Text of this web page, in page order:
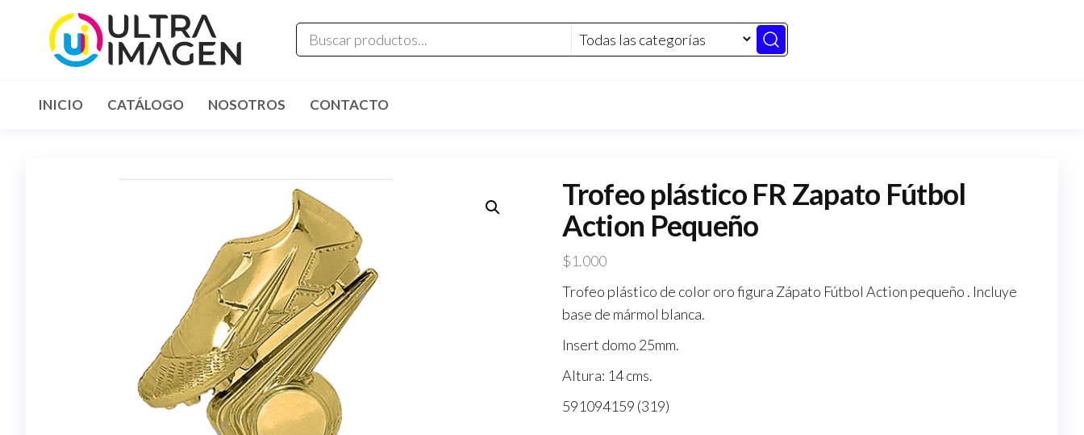
INICIO CATÁLOGO NOSOTROS CONTACTO
Trofeo plástico FR Zapato Fútbol
Action Pequeño
$1.000
Trofeo plástico de color oro figura Zápato Fútbol Action pequeño . Incluye
base de mármol blanca.
Insert domo 25mm.
Altura: 14 cms.
591094159 (319)